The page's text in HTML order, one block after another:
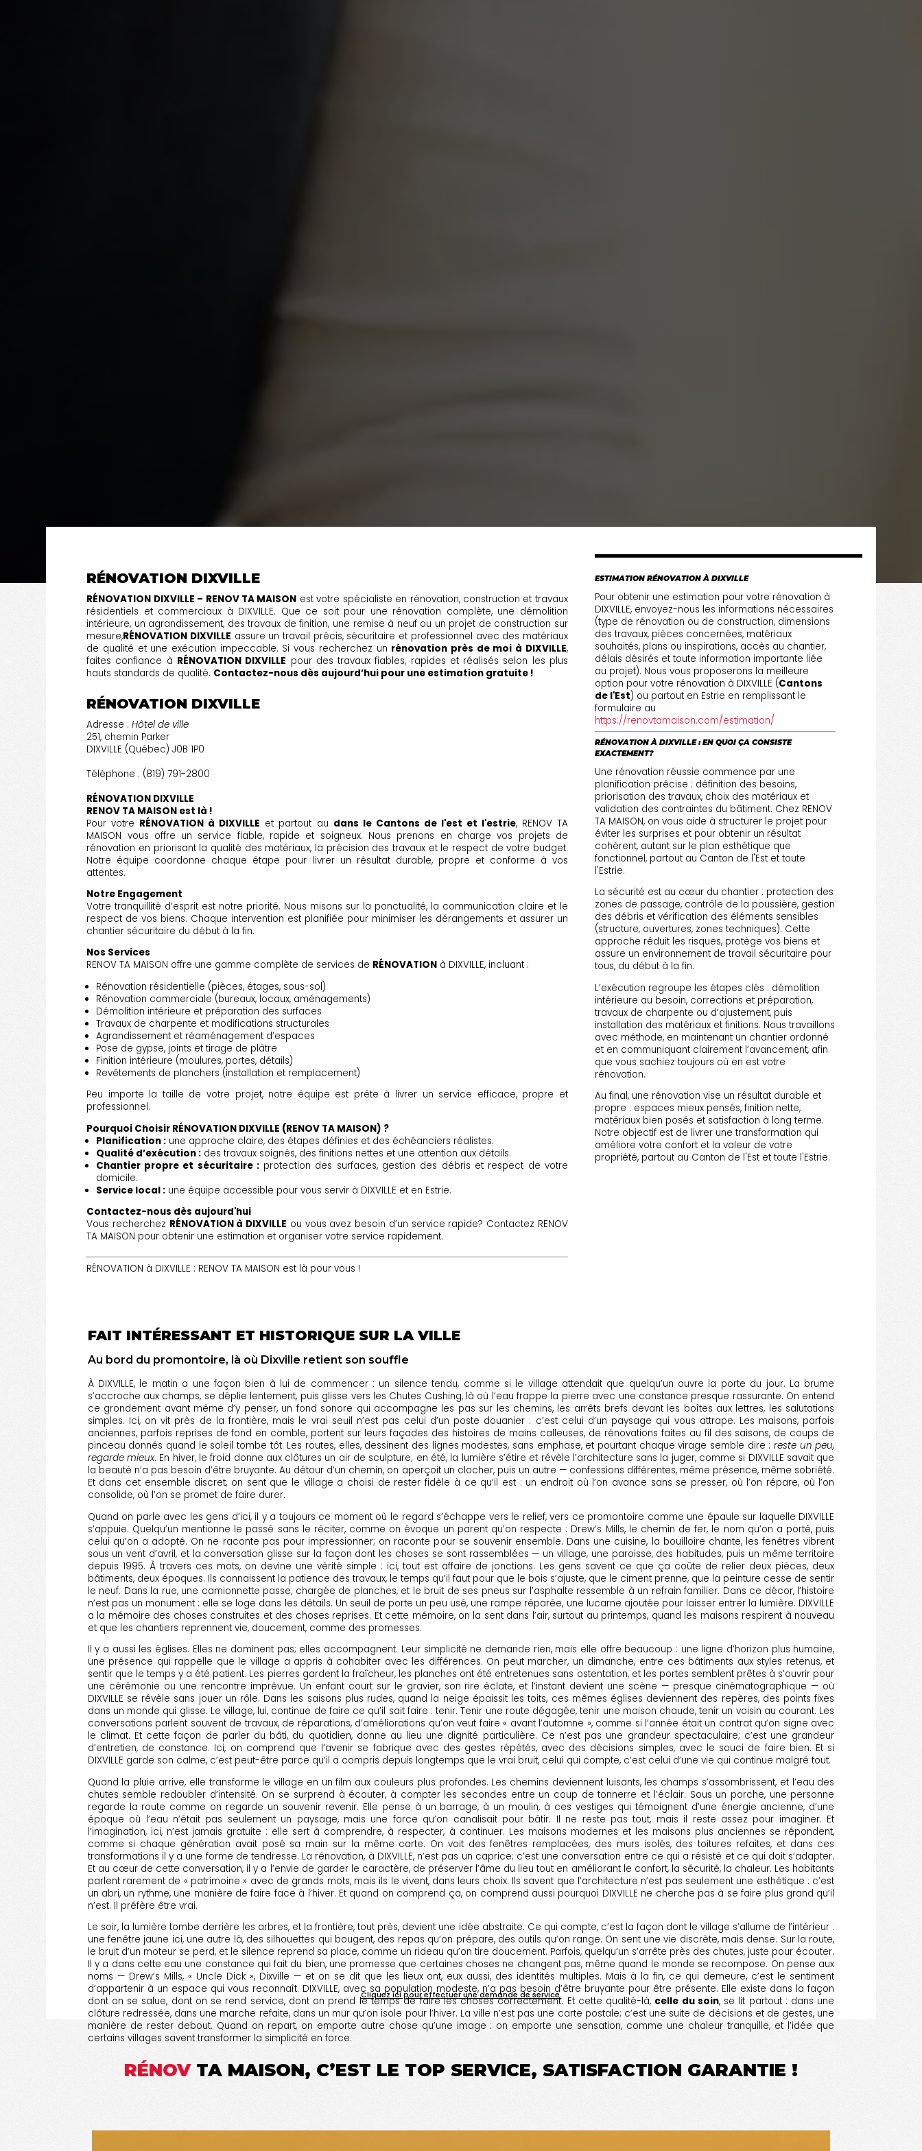
RÉNOVATION DIXVILLE
RÉNOVATION DIXVILLE – RENOV TA MAISON est votre spécialiste en rénovation, construction et travaux
résidentiels et commerciaux à DIXVILLE. Que ce soit pour une rénovation complète, une démolition
intérieure, un agrandissement, des travaux de finition, une remise à neuf ou un projet de construction sur
mesure,RÉNOVATION DIXVILLE assure un travail précis, sécuritaire et professionnel avec des matériaux
de qualité et une exécution impeccable. Si vous recherchez un rénovation près de moi à DIXVILLE,
faites confiance à RÉNOVATION DIXVILLE pour des travaux fiables, rapides et réalisés selon les plus
hauts standards de qualité. Contactez-nous dès aujourd’hui pour une estimation gratuite !
RÉNOVATION DIXVILLE
Adresse :Hôtel de ville
251, chemin Parker
DIXVILLE (Québec) J0B 1P0
Téléphone : (819) 791-2800
RÉNOVATION DIXVILLE
RENOV TA MAISON est là !
Pour votre RÉNOVATION à DIXVILLE et partout au dans le Cantons de l'est et l'estrie, RENOV TA
MAISON vous offre un service fiable, rapide et soigneux. Nous prenons en charge vos projets de
rénovation en priorisant la qualité des matériaux, la précision des travaux et le respect de votre budget.
Notre équipe coordonne chaque étape pour livrer un résultat durable, propre et conforme à vos
attentes.
Notre Engagement
Votre tranquillité d’esprit est notre priorité. Nous misons sur la ponctualité, la communication claire et le
respect de vos biens. Chaque intervention est planifiée pour minimiser les dérangements et assurer un
chantier sécuritaire du début à la fin.
Nos Services
RENOV TA MAISON offre une gamme complète de services de RÉNOVATION à DIXVILLE, incluant :
Rénovation résidentielle (pièces, étages, sous-sol)
Rénovation commerciale (bureaux, locaux, aménagements)
Démolition intérieure et préparation des surfaces
Travaux de charpente et modifications structurales
Agrandissement et réaménagement d’espaces
Pose de gypse, joints et tirage de plâtre
Finition intérieure (moulures, portes, détails)
Revêtements de planchers (installation et remplacement)
Peu importe la taille de votre projet, notre équipe est prête à livrer un service efficace, propre et
professionnel.
Pourquoi Choisir RÉNOVATION DIXVILLE (RENOV TA MAISON) ?
Planification :une approche claire, des étapes définies et des échéanciers réalistes.
Qualité d’exécution :des travaux soignés, des finitions nettes et une attention aux détails.
Chantier propre et sécuritaire :protection des surfaces, gestion des débris et respect de votre
domicile.
Service local :une équipe accessible pour vous servir à DIXVILLE et en Estrie.
Contactez-nous dès aujourd'hui
Vous recherchez RÉNOVATION à DIXVILLE ou vous avez besoin d’un service rapide? Contactez RENOV
TA MAISON pour obtenir une estimation et organiser votre service rapidement.
RÉNOVATION à DIXVILLE : RENOV TA MAISON est là pour vous !
ESTIMATION RÉNOVATION À DIXVILLE
Pour obtenir une estimation pour votre rénovation à
DIXVILLE, envoyez-nous les informations nécessaires
(type de rénovation ou de construction, dimensions
des travaux, pièces concernées, matériaux
souhaités, plans ou inspirations, accès au chantier,
délais désirés et toute information importante liée
au projet). Nous vous proposerons la meilleure
option pour votre rénovation à DIXVILLE (Cantons
de l'Est) ou partout en Estrie en remplissant le
formulaire au
https://renovtamaison.com/estimation/
RÉNOVATION À DIXVILLE : EN QUOI ÇA CONSISTE
EXACTEMENT?
Une rénovation réussie commence par une
planification précise : définition des besoins,
priorisation des travaux, choix des matériaux et
validation des contraintes du bâtiment. Chez RENOV
TA MAISON, on vous aide à structurer le projet pour
éviter les surprises et pour obtenir un résultat
cohérent, autant sur le plan esthétique que
fonctionnel, partout au Canton de l'Est et toute
l'Estrie.
La sécurité est au cœur du chantier : protection des
zones de passage, contrôle de la poussière, gestion
des débris et vérification des éléments sensibles
(structure, ouvertures, zones techniques). Cette
approche réduit les risques, protège vos biens et
assure un environnement de travail sécuritaire pour
tous, du début à la fin.
L’exécution regroupe les étapes clés : démolition
intérieure au besoin, corrections et préparation,
travaux de charpente ou d’ajustement, puis
installation des matériaux et finitions. Nous travaillons
avec méthode, en maintenant un chantier ordonné
et en communiquant clairement l’avancement, afin
que vous sachiez toujours où en est votre
rénovation.
Au final, une rénovation vise un résultat durable et
propre : espaces mieux pensés, finition nette,
matériaux bien posés et satisfaction à long terme.
Notre objectif est de livrer une transformation qui
améliore votre confort et la valeur de votre
propriété, partout au Canton de l'Est et toute l'Estrie.
FAIT INTÉRESSANT ET HISTORIQUE SUR LA VILLE
Au bord du promontoire, là où Dixville retient son souffle
À DIXVILLE, le matin a une façon bien à lui de commencer : un silence tendu, comme si le village attendait que quelqu’un ouvre la porte du jour. La brume
s’accroche aux champs, se déplie lentement, puis glisse vers les Chutes Cushing, là où l’eau frappe la pierre avec une constance presque rassurante. On entend
ce grondement avant même d’y penser, un fond sonore qui accompagne les pas sur les chemins, les arrêts brefs devant les boîtes aux lettres, les salutations
simples. Ici, on vit près de la frontière, mais le vrai seuil n’est pas celui d’un poste douanier : c’est celui d’un paysage qui vous attrape. Les maisons, parfois
anciennes, parfois reprises de fond en comble, portent sur leurs façades des histoires de mains calleuses, de rénovations faites au fil des saisons, de coups de
pinceau donnés quand le soleil tombe tôt. Les routes, elles, dessinent des lignes modestes, sans emphase, et pourtant chaque virage semble dire : reste un peu,
regarde mieux. En hiver, le froid donne aux clôtures un air de sculpture; en été, la lumière s’étire et révèle l’architecture sans la juger, comme si DIXVILLE savait que
la beauté n’a pas besoin d’être bruyante. Au détour d’un chemin, on aperçoit un clocher, puis un autre — confessions différentes, même présence, même sobriété.
Et dans cet ensemble discret, on sent que le village a choisi de rester fidèle à ce qu’il est : un endroit où l’on avance sans se presser, où l’on répare, où l’on
consolide, où l’on se promet de faire durer.
Quand on parle avec les gens d’ici, il y a toujours ce moment où le regard s’échappe vers le relief, vers ce promontoire comme une épaule sur laquelle DIXVILLE
s’appuie. Quelqu’un mentionne le passé sans le réciter, comme on évoque un parent qu’on respecte : Drew’s Mills, le chemin de fer, le nom qu’on a porté, puis
celui qu’on a adopté. On ne raconte pas pour impressionner; on raconte pour se souvenir ensemble. Dans une cuisine, la bouilloire chante, les fenêtres vibrent
sous un vent d’avril, et la conversation glisse sur la façon dont les choses se sont rassemblées — un village, une paroisse, des habitudes, puis un même territoire
depuis 1995. À travers ces mots, on devine une vérité simple : ici, tout est affaire de jonctions. Les gens savent ce que ça coûte de relier deux pièces, deux
bâtiments, deux époques. Ils connaissent la patience des travaux, le temps qu’il faut pour que le bois s’ajuste, que le ciment prenne, que la peinture cesse de sentir
le neuf. Dans la rue, une camionnette passe, chargée de planches, et le bruit de ses pneus sur l’asphalte ressemble à un refrain familier. Dans ce décor, l’histoire
n’est pas un monument : elle se loge dans les détails. Un seuil de porte un peu usé, une rampe réparée, une lucarne ajoutée pour laisser entrer la lumière. DIXVILLE
a la mémoire des choses construites et des choses reprises. Et cette mémoire, on la sent dans l’air, surtout au printemps, quand les maisons respirent à nouveau
et que les chantiers reprennent vie, doucement, comme des promesses.
Il y a aussi les églises. Elles ne dominent pas; elles accompagnent. Leur simplicité ne demande rien, mais elle offre beaucoup : une ligne d’horizon plus humaine,
une présence qui rappelle que le village a appris à cohabiter avec les différences. On peut marcher, un dimanche, entre ces bâtiments aux styles retenus, et
sentir que le temps y a été patient. Les pierres gardent la fraîcheur, les planches ont été entretenues sans ostentation, et les portes semblent prêtes à s’ouvrir pour
une cérémonie ou une rencontre imprévue. Un enfant court sur le gravier, son rire éclate, et l’instant devient une scène — presque cinématographique — où
DIXVILLE se révèle sans jouer un rôle. Dans les saisons plus rudes, quand la neige épaissit les toits, ces mêmes églises deviennent des repères, des points fixes
dans un monde qui glisse. Le village, lui, continue de faire ce qu’il sait faire : tenir. Tenir une route dégagée, tenir une maison chaude, tenir un voisin au courant. Les
conversations parlent souvent de travaux, de réparations, d’améliorations qu’on veut faire « avant l’automne », comme si l’année était un contrat qu’on signe avec
le climat. Et cette façon de parler du bâti, du quotidien, donne au lieu une dignité particulière. Ce n’est pas une grandeur spectaculaire; c’est une grandeur
d’entretien, de constance. Ici, on comprend que l’avenir se fabrique avec des gestes répétés, avec des décisions simples, avec le souci de faire bien. Et si
DIXVILLE garde son calme, c’est peut-être parce qu’il a compris depuis longtemps que le vrai bruit, celui qui compte, c’est celui d’une vie qui continue malgré tout.
Quand la pluie arrive, elle transforme le village en un film aux couleurs plus profondes. Les chemins deviennent luisants, les champs s’assombrissent, et l’eau des
chutes semble redoubler d’intensité. On se surprend à écouter, à compter les secondes entre un coup de tonnerre et l’éclair. Sous un porche, une personne
regarde la route comme on regarde un souvenir revenir. Elle pense à un barrage, à un moulin, à ces vestiges qui témoignent d’une énergie ancienne, d’une
époque où l’eau n’était pas seulement un paysage, mais une force qu’on canalisait pour bâtir. Il ne reste pas tout, mais il reste assez pour imaginer. Et
l’imagination, ici, n’est jamais gratuite : elle sert à comprendre, à respecter, à continuer. Les maisons modernes et les maisons plus anciennes se répondent,
comme si chaque génération avait posé sa main sur la même carte. On voit des fenêtres remplacées, des murs isolés, des toitures refaites, et dans ces
transformations il y a une forme de tendresse. La rénovation, à DIXVILLE, n’est pas un caprice; c’est une conversation entre ce qui a résisté et ce qui doit s’adapter.
Et au cœur de cette conversation, il y a l’envie de garder le caractère, de préserver l’âme du lieu tout en améliorant le confort, la sécurité, la chaleur. Les habitants
parlent rarement de « patrimoine » avec de grands mots, mais ils le vivent, dans leurs choix. Ils savent que l’architecture n’est pas seulement une esthétique : c’est
un abri, un rythme, une manière de faire face à l’hiver. Et quand on comprend ça, on comprend aussi pourquoi DIXVILLE ne cherche pas à se faire plus grand qu’il
n’est. Il préfère être vrai.
Le soir, la lumière tombe derrière les arbres, et la frontière, tout près, devient une idée abstraite. Ce qui compte, c’est la façon dont le village s’allume de l’intérieur :
une fenêtre jaune ici, une autre là, des silhouettes qui bougent, des repas qu’on prépare, des outils qu’on range. On sent une vie discrète, mais dense. Sur la route,
le bruit d’un moteur se perd, et le silence reprend sa place, comme un rideau qu’on tire doucement. Parfois, quelqu’un s’arrête près des chutes, juste pour écouter.
Il y a dans cette eau une constance qui fait du bien, une promesse que certaines choses ne changent pas, même quand le monde se recompose. On pense aux
noms — Drew’s Mills, « Uncle Dick », Dixville — et on se dit que les lieux ont, eux aussi, des identités multiples. Mais à la fin, ce qui demeure, c’est le sentiment
d’appartenir à un espace qui vous reconnaît. DIXVILLE, avec sa population modeste, n’a pas besoin d’être bruyante pour être présente. Elle existe dans la façon
dont on se salue, dont on se rend service, dont on prend le temps de faire les choses correctement. Et cette qualité-là, celle du soin, se lit partout : dans une
clôture redressée, dans une marche refaite, dans un mur qu’on isole pour l’hiver. La ville n’est pas une carte postale; c’est une suite de décisions et de gestes, une
manière de rester debout. Quand on repart, on emporte autre chose qu’une image : on emporte une sensation, comme une chaleur tranquille, et l’idée que
certains villages savent transformer la simplicité en force.
RÉNOV TA MAISON, C’EST LE TOP SERVICE, SATISFACTION GARANTIE !
Cliquez ici pour effectuer une demande de service.